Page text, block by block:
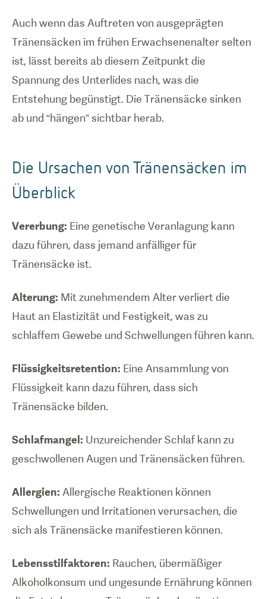
Auch wenn das Auftreten von ausgeprägten
Tränensäcken im frühen Erwachsenenalter selten
ist, lässt bereits ab diesem Zeitpunkt die
Spannung des Unterlides nach, was die
Entstehung begünstigt. Die Tränensäcke sinken
ab und “hängen” sichtbar herab.
Die Ursachen von Tränensäcken im
Überblick
Vererbung: Eine genetische Veranlagung kann
dazu führen, dass jemand anfälliger für
Tränensäcke ist.
Alterung: Mit zunehmendem Alter verliert die
Haut an Elastizität und Festigkeit, was zu
schlaffem Gewebe und Schwellungen führen kann.
Flüssigkeitsretention: Eine Ansammlung von
Flüssigkeit kann dazu führen, dass sich
Tränensäcke bilden.
Schlafmangel: Unzureichender Schlaf kann zu
geschwollenen Augen und Tränensäcken führen.
Allergien: Allergische Reaktionen können
Schwellungen und Irritationen verursachen, die
sich als Tränensäcke manifestieren können.
Lebensstilfaktoren: Rauchen, übermäßiger
Alkoholkonsum und ungesunde Ernährung können